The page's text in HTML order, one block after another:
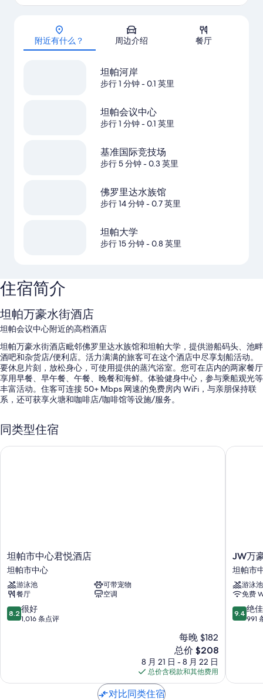
地图
附近有什么？ 周边介绍 餐厅
坦帕河岸
步行 1 分钟- 0.1 英里
坦帕会议中心
步行 1 分钟- 0.1 英里
基准国际竞技场
步行 5 分钟- 0.3 英里
佛罗里达水族馆
步行 14 分钟- 0.7 英里
坦帕大学
步行 15 分钟- 0.8 英里
住宿简介
坦帕万豪水街酒店
坦帕会议中心附近的高档酒店
坦帕万豪水街酒店毗邻佛罗里达水族馆和坦帕大学，提供游船码头、池畔
酒吧和杂货店/便利店。活力满满的旅客可在这个酒店中尽享划船活动。
要休息片刻，放松身心，可使用提供的蒸汽浴室。您可在店内的两家餐厅
享用早餐、早午餐、午餐、晚餐和海鲜。体验健身中心，参与乘船观光等
丰富活动。住客可连接 50+ Mbps 网速的免费房内 WiFi，与亲朋保持联
系，还可获享火塘和咖啡店/咖啡馆等设施/服务。
游泳池配备小屋、日光浴躺椅和池畔遮阳伞
价。
更多客房便利设施/服务还包括：
垃圾回收和LED 灯泡
浴室配备环保洗浴用品和淋浴设施
55-英寸智能电视，带Netflix 影片和收费电视频道
同类型住宿
坦
帕
市
中
心
君
悦
中
坦帕市中心君悦酒店
坦帕市中心
游泳池
可带宠物
餐厅
空调
8.2
分，
1,016
8.2 很好
1,016 条点评
每晚 $182
新
价
格
$208
总价 $208
8 月 21 日 - 8 月 22 日
总价含税款和其他费用
坦帕市中心君悦酒店
JW
万
豪
塔
帕
水
街
JW万
坦帕市
游泳池
免费
9.4
分，
991
9.4 绝佳
991
JW万豪
对比同类住宿